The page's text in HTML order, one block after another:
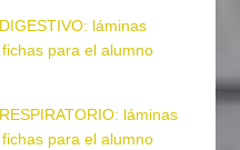
láminas
para el alumno
láminas
para el alumno